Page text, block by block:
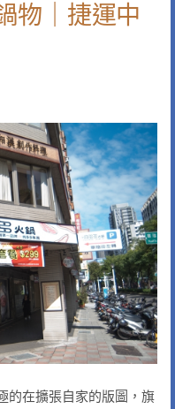
物｜捷運中
的在擴張自家的版圖，旗